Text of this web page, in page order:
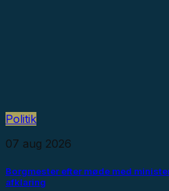
Politik
07 aug 2026
Borgmester efter møde med
afklaring